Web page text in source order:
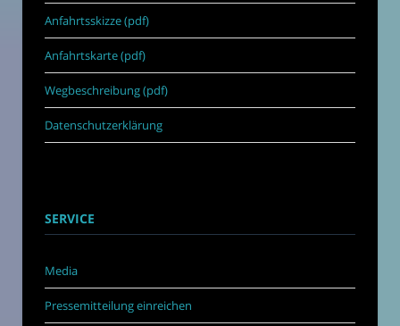
Anfahrtsskizze (pdf)
Anfahrtskarte (pdf)
Wegbeschreibung (pdf)
Datenschutzerklärung
SERVICE
Media
Pressemitteilung einreichen